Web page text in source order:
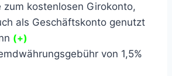
zum kostenlosen Girokonto,
als Geschäftskonto genutzt
(+)
von 1,5%